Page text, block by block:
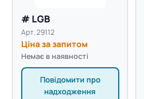
# LGB
Арт. 29112
Ціна за запитом
Немає в наявності
Повідомити про
надходження